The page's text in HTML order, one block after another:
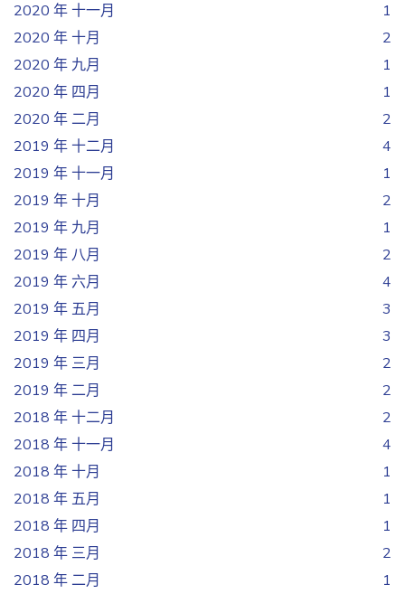
2020 年 十一月
1
2020 年 十月
2
2020 年 九月
1
2020 年 四月
1
2020 年 二月
2
2019 年 十二月
4
2019 年 十一月
1
2019 年 十月
2
2019 年 九月
1
2019 年 八月
2
2019 年 六月
4
2019 年 五月
3
2019 年 四月
3
2019 年 三月
2
2019 年 二月
2
2018 年 十二月
2
2018 年 十一月
4
2018 年 十月
1
2018 年 五月
1
2018 年 四月
1
2018 年 三月
2
2018 年 二月
1